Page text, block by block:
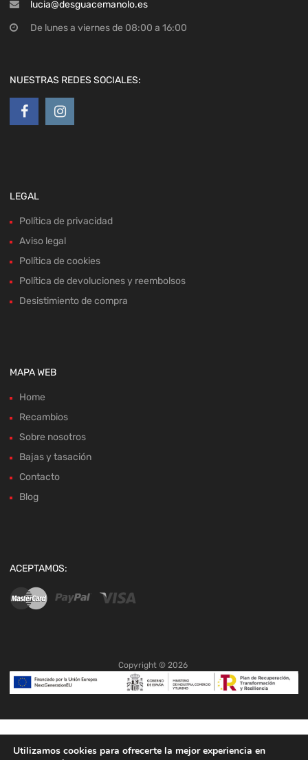
lucia@desguacemanolo.es
De lunes a viernes de 08:00 a 16:00
NUESTRAS REDES SOCIALES:
LEGAL
Política de privacidad
Aviso legal
Política de cookies
Política de devoluciones y reembolsos
Desistimiento de compra
MAPA WEB
Home
Recambios
Sobre nosotros
Bajas y tasación
Contacto
Blog
ACEPTAMOS:
Copyright © 2026
Utilizamos cookies para ofrecerte la mejor experiencia en